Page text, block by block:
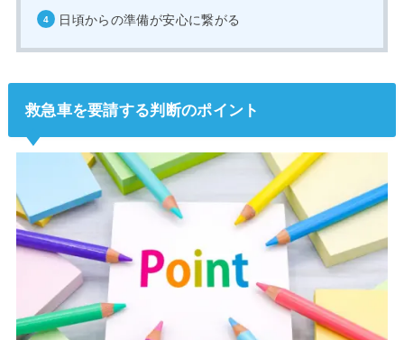
日頃からの準備が安心に繋がる
救急車を要請する判断のポイント